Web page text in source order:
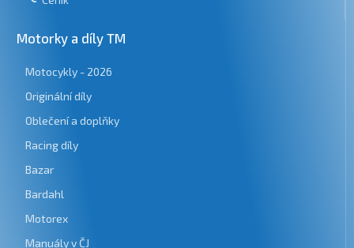
Motorky a díly TM
Motocykly - 2026
Originální díly
Oblečení a doplňky
Racing díly
Bazar
Bardahl
Motorex
Manuály v ČJ